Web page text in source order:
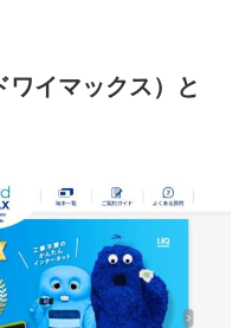
イマックス）と